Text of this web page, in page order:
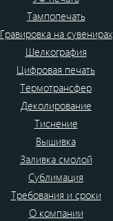
Тампопечать
Гравировка на сувенирах
Шелкография
Цифровая печать
Термотрансфер
Деколирование
Тиснение
Вышивка
Заливка смолой
Сублимация
Требования и сроки
О компании